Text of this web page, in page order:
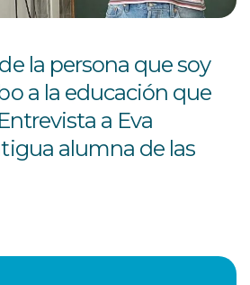
la persona que soy
a la educación que
a Eva
alumna de las